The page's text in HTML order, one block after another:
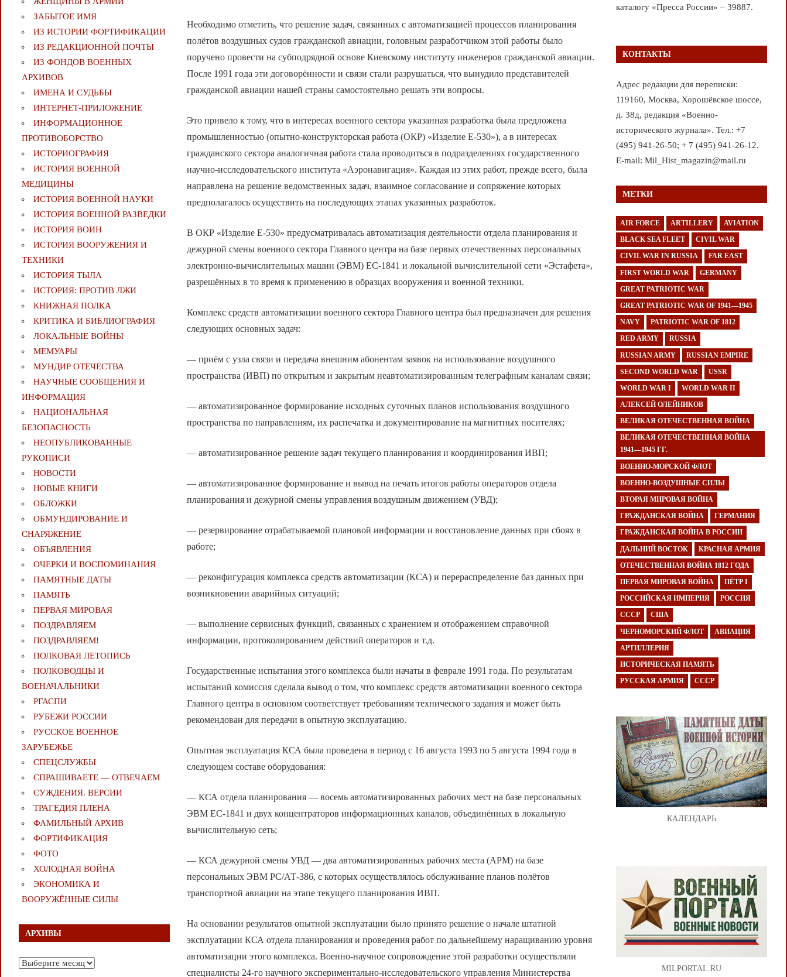
Необходимо отметить, что решение задач, связанных с автоматизацией процессов планирования
полётов воздушных судов гражданской авиации, головным разработчиком этой работы было
поручено провести на субподрядной основе Киевскому институту инженеров гражданской авиации.
После 1991 года эти договорённости и связи стали разрушаться, что вынудило представителей
гражданской авиации нашей страны самостоятельно решать эти вопросы.
Это привело к тому, что в интересах военного сектора указанная разработка была предложена
промышленностью (опытно-конструкторская работа (ОКР) «Изделие Е-530»), а в интересах
гражданского сектора аналогичная работа стала проводиться в подразделениях государственного
научно-исследовательского института «Аэронавигация». Каждая из этих работ, прежде всего, была
направлена на решение ведомственных задач, взаимное согласование и сопряжение которых
предполагалось осуществить на последующих этапах указанных разработок.
В ОКР «Изделие Е-530» предусматривалась автоматизация деятельности отдела планирования и
дежурной смены военного сектора Главного центра на базе первых отечественных персональных
электронно-вычислительных машин (ЭВМ) ЕС-1841 и локальной вычислительной сети «Эстафета»,
разрешённых в то время к применению в образцах вооружения и военной техники.
Комплекс средств автоматизации военного сектора Главного центра был предназначен для решения
следующих основных задач:
— приём с узла связи и передача внешним абонентам заявок на использование воздушного
пространства (ИВП) по открытым и закрытым неавтоматизированным телеграфным каналам связи;
— автоматизированное формирование исходных суточных планов использования воздушного
пространства по направлениям, их распечатка и документирование на магнитных носителях;
— автоматизированное решение задач текущего планирования и координирования ИВП;
— автоматизированное формирование и вывод на печать итогов работы операторов отдела
планирования и дежурной смены управления воздушным движением (УВД);
— резервирование отрабатываемой плановой информации и восстановление данных при сбоях в
работе;
— реконфигурация комплекса средств автоматизации (КСА) и перераспределение баз данных при
возникновении аварийных ситуаций;
— выполнение сервисных функций, связанных с хранением и отображением справочной
информации, протоколированием действий операторов и т.д.
Государственные испытания этого комплекса были начаты в феврале 1991 года. По результатам
испытаний комиссия сделала вывод о том, что комплекс средств автоматизации военного сектора
Главного центра в основном соответствует требованиям технического задания и может быть
рекомендован для передачи в опытную эксплуатацию.
Опытная эксплуатация КСА была проведена в период с 16 августа 1993 по 5 августа 1994 года в
следующем составе оборудования:
— КСА отдела планирования — восемь автоматизированных рабочих мест на базе персональных
ЭВМ ЕС-1841 и двух концентраторов информационных каналов, объединённых в локальную
вычислительную сеть;
— КСА дежурной смены УВД — два автоматизированных рабочих места (АРМ) на базе
персональных ЭВМ РС/АТ-386, с которых осуществлялось обслуживание планов полётов
транспортной авиации на этапе текущего планирования ИВП.
На основании результатов опытной эксплуатации было принято решение о начале штатной
эксплуатации КСА отдела планирования и проведения работ по дальнейшему наращиванию уровня
автоматизации этого комплекса. Военно-научное сопровождение этой разработки осуществляли
специалисты 24-го научного экспериментально-исследовательского управления Министерства
ЗАБЫТОЕ ИМЯ
ИЗ ИСТОРИИ ФОРТИФИКАЦИИ
ИЗ РЕДАКЦИОННОЙ ПОЧТЫ
ИЗ ФОНДОВ ВОЕННЫХ
АРХИВОВ
ИМЕНА И СУДЬБЫ
ИНТЕРНЕТ-ПРИЛОЖЕНИЕ
ИНФОРМАЦИОННОЕ
ПРОТИВОБОРСТВО
ИСТОРИОГРАФИЯ
ИСТОРИЯ ВОЕННОЙ
МЕДИЦИНЫ
ИСТОРИЯ ВОЕННОЙ НАУКИ
ИСТОРИЯ ВОЕННОЙ РАЗВЕДКИ
ИСТОРИЯ ВОИН
ИСТОРИЯ ВООРУЖЕНИЯ И
ТЕХНИКИ
ИСТОРИЯ ТЫЛА
ИСТОРИЯ: ПРОТИВ ЛЖИ
КНИЖНАЯ ПОЛКА
КРИТИКА И БИБЛИОГРАФИЯ
ЛОКАЛЬНЫЕ ВОЙНЫ
МЕМУАРЫ
МУНДИР ОТЕЧЕСТВА
НАУЧНЫЕ СООБЩЕНИЯ И
ИНФОРМАЦИЯ
НАЦИОНАЛЬНАЯ
БЕЗОПАСНОСТЬ
НЕОПУБЛИКОВАННЫЕ
РУКОПИСИ
НОВОСТИ
НОВЫЕ КНИГИ
ОБЛОЖКИ
ОБМУНДИРОВАНИЕ И
СНАРЯЖЕНИЕ
ОБЪЯВЛЕНИЯ
ОЧЕРКИ И ВОСПОМИНАНИЯ
ПАМЯТНЫЕ ДАТЫ
ПАМЯТЬ
ПЕРВАЯ МИРОВАЯ
ПОЗДРАВЛЯЕМ
ПОЗДРАВЛЯЕМ!
ПОЛКОВАЯ ЛЕТОПИСЬ
ПОЛКОВОДЦЫ И
ВОЕНАЧАЛЬНИКИ
РГАСПИ
РУБЕЖИ РОССИИ
РУССКОЕ ВОЕННОЕ
ЗАРУБЕЖЬЕ
СПЕЦСЛУЖБЫ
СПРАШИВАЕТЕ — ОТВЕЧАЕМ
СУЖДЕНИЯ. ВЕРСИИ
ТРАГЕДИЯ ПЛЕНА
ФАМИЛЬНЫЙ АРХИВ
ФОРТИФИКАЦИЯ
ФОТО
ХОЛОДНАЯ ВОЙНА
ЭКОНОМИКА И
ВООРУЖЁННЫЕ СИЛЫ
АРХИВЫ
Архивы
каталогу «Пресса России» – 39887.
КОНТАКТЫ
Адрес редакции для переписки:
119160, Москва, Хорошёвское шоссе,
д. 38д, редакция «Военно-
исторического журнала». Тел.: +7
(495) 941-26-50; + 7 (495) 941-26-12.
E-mail: Mil_Hist_magazin@mail.ru
МЕТКИ
AIR FORCE ARTILLERY AVIATION
BLACK SEA FLEET CIVIL WAR
CIVIL WAR IN RUSSIA FAR EAST
FIRST WORLD WAR GERMANY
GREAT PATRIOTIC WAR
GREAT PATRIOTIC WAR OF 1941—1945
NAVY PATRIOTIC WAR OF 1812
RED ARMY RUSSIA
RUSSIAN ARMY RUSSIAN EMPIRE
SECOND WORLD WAR USSR
WORLD WAR I WORLD WAR II
АЛЕКСЕЙ ОЛЕЙНИКОВ
ВЕЛИКАЯ ОТЕЧЕСТВЕННАЯ ВОЙНА
ВЕЛИКАЯ ОТЕЧЕСТВЕННАЯ ВОЙНА
1941—1945 ГГ.
ВОЕННО-МОРСКОЙ ФЛОТ
ВОЕННО-ВОЗДУШНЫЕ СИЛЫ
ВТОРАЯ МИРОВАЯ ВОЙНА
ГРАЖДАНСКАЯ ВОЙНА ГЕРМАНИЯ
ГРАЖДАНСКАЯ ВОЙНА В РОССИИ
ДАЛЬНИЙ ВОСТОК КРАСНАЯ АРМИЯ
ОТЕЧЕСТВЕННАЯ ВОЙНА 1812 ГОДА
ПЕРВАЯ МИРОВАЯ ВОЙНА ПЁТР I
РОССИЙСКАЯ ИМПЕРИЯ РОССИЯ
СССР США
ЧЕРНОМОРСКИЙ ФЛОТ АВИАЦИЯ
АРТИЛЛЕРИЯ
ИСТОРИЧЕСКАЯ ПАМЯТЬ
РУССКАЯ АРМИЯ СССР
КАЛЕНДАРЬ
MILPORTAL.RU